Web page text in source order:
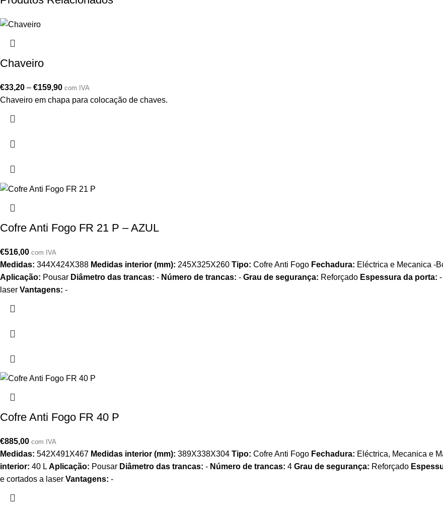
Chaveiro
€33,20 – €159,90 com IVA
Chaveiro em chapa para colocação de chaves.
Cofre Anti Fogo FR 21 P – AZUL
€516,00 com IVA
Medidas: 344X424X388 Medidas interior (mm): 245X325X260 Tipo: Cofre Anti Fogo Fechadura: Eléctrica e Mecanica -
Aplicação: Pousar Diâmetro das trancas: - Número de trancas: - Grau de segurança: Reforçado Espessura da porta: -
laser Vantagens: -
Cofre Anti Fogo FR 40 P
€885,00 com IVA
Medidas: 542X491X467 Medidas interior (mm): 389X338X304 Tipo: Cofre Anti Fogo Fechadura: Eléctrica, Mecanica e
interior: 40 L Aplicação: Pousar Diâmetro das trancas: - Número de trancas: 4 Grau de segurança: Reforçado
e cortados a laser Vantagens: -